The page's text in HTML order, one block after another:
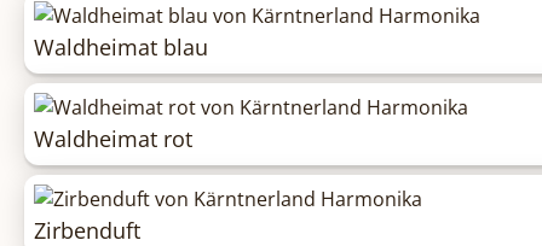
Waldheimat blau
Waldheimat rot
Zirbenduft